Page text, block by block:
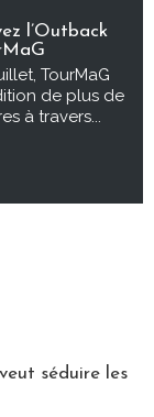
l’Outback
TourMaG
de plus de
à travers...
séduire les